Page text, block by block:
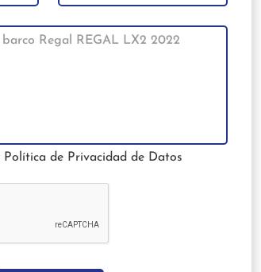
Política de Privacidad de Datos